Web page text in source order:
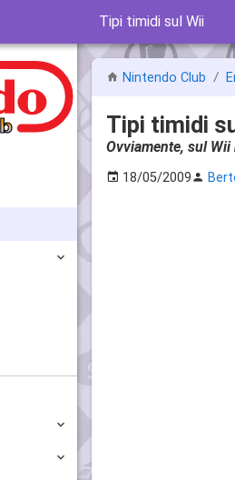
Tipi timidi sul Wii
Nintendo Club
Tipi timidi
Ovviamente, sul Wii
18/05/2009